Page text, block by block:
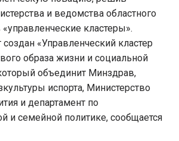
и ведомства областного
кластеры».
«Управленческий кластер
образа жизни и социальной
объединит Минздрав,
испорта, Министерство
и департамент по
и семейной политике, сообщается